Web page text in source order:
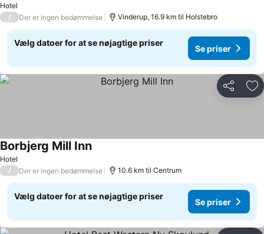
Hotel
/ Der er ingen bedømmelse Vinderup, 16.9 km til Holstebro
Vælg datoer for at se nøjagtige priser
Se priser
Del
Hotel
Borbjerg Mill Inn
/ Der er ingen bedømmelse 10.6 km til Centrum
Vælg datoer for at se nøjagtige priser
Se priser